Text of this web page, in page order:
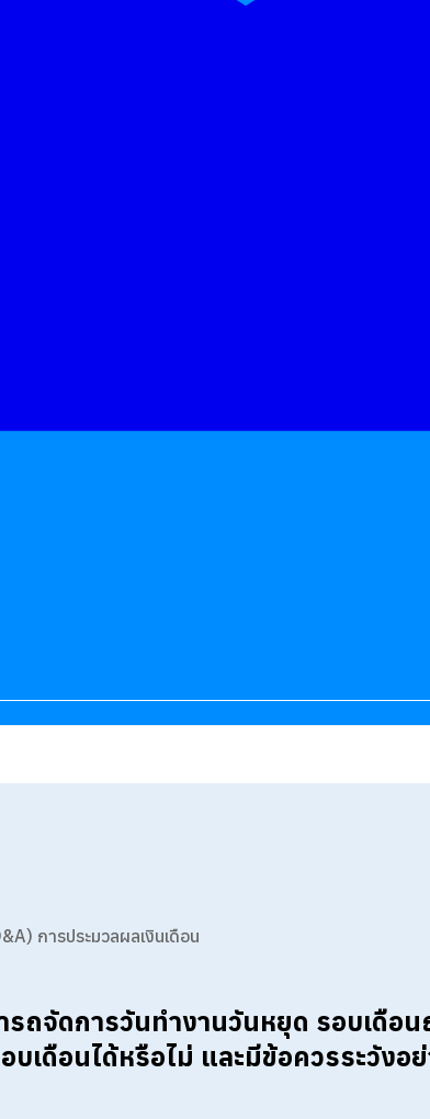
การประมวลผลเงินเดือน
รถจัดการวันทำงานวันหยุด รอบเดือน
บเดือนได้หรือไม่ และมีข้อควรระวังอ